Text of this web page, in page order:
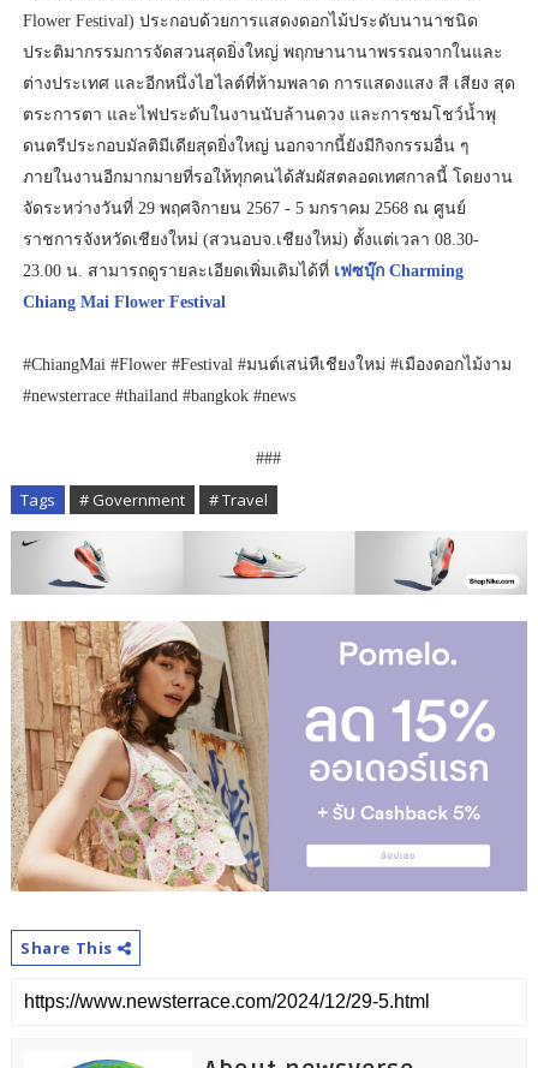
Flower Festival) ประกอบด้วยการแสดงดอกไม้ประดับนานาชนิด
ประติมากรรมการจัดสวนสุดยิ่งใหญ่ พฤกษานานาพรรณจากในและ
ต่างประเทศ และอีกหนึ่งไฮไลต์ที่ห้ามพลาด การแสดงแสง สี เสียง สุด
ตระการตา และไฟประดับในงานนับล้านดวง และการชมโชว์น้ำพุ
ดนตรีประกอบมัลติมีเดียสุดยิ่งใหญ่ นอกจากนี้ยังมีกิจกรรมอื่น ๆ
ภายในงานอีกมากมายที่รอให้ทุกคนได้สัมผัสตลอดเทศกาลนี้ โดยงาน
จัดระหว่างวันที่ 29 พฤศจิกายน 2567 - 5 มกราคม 2568 ณ ศูนย์
ราชการจังหวัดเชียงใหม่ (สวนอบจ.เชียงใหม่) ตั้งแต่เวลา 08.30-
23.00 น. สามารถดูรายละเอียดเพิ่มเติมได้ที่ เฟซบุ๊ก Charming
Chiang Mai Flower Festival
#ChiangMai #Flower #Festival #มนต์เสน่หืเชียงใหม่ #เมืองดอกไม้งาม
#newsterrace #thailand #bangkok #news
###
Tags # Government # Travel
Share This